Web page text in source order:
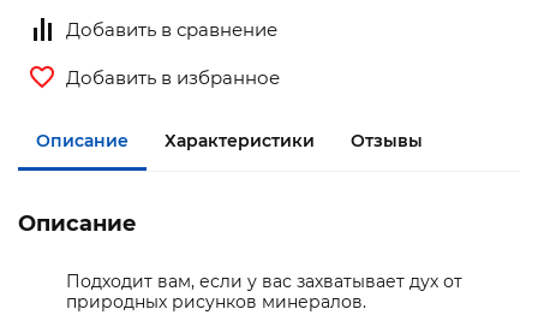
Добавить в сравнение
Добавить в избранное
Описание Характеристики Отзывы
Описание
Подходит вам, если у вас захватывает дух от
природных рисунков минералов.